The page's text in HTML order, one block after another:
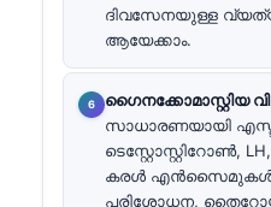
ദിവസേനയുള്ള
ആയേക്കാം.
ഗൈനക്കോമാസ്റ്റിയ
സാധാരണയായി
ടെസ്റ്റോസ്റ്റിറോൺ,
കരൾ എൻസൈമുകൾ,
പരിശോധന,